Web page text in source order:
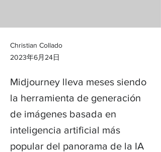
Christian Collado
2023年6月24日
Midjourney lleva meses siendo
la herramienta de generación
de imágenes basada en
inteligencia artificial más
popular del panorama de la IA